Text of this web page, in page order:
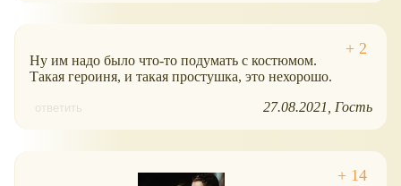
Ну им надо было что-то подумать с костюмом.
Такая героиня, и такая простушка, это нехорошо.
ответить 27.08.2021 Гость